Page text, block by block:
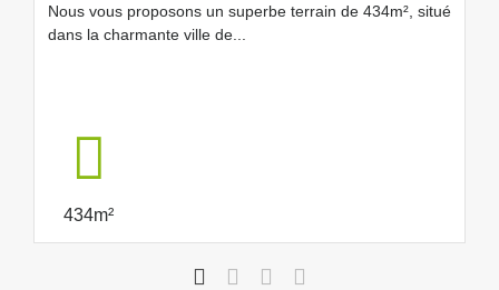
Nous vous proposons un superbe terrain de 434m², situé
dans la charmante ville de...
434m²